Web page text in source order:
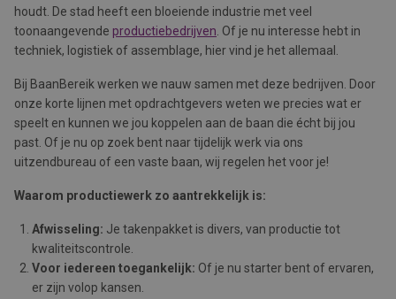
houdt. De stad heeft een bloeiende industrie met veel
toonaangevende productiebedrijven . Of je nu interesse hebt in
techniek, logistiek of assemblage, hier vind je het allemaal.
Bij BaanBereik werken we nauw samen met deze bedrijven. Door
onze korte lijnen met opdrachtgevers weten we precies wat er
speelt en kunnen we jou koppelen aan de baan die écht bij jou
past. Of je nu op zoek bent naar tijdelijk werk via ons
uitzendbureau of een vaste baan, wij regelen het voor je!
Waarom productiewerk zo aantrekkelijk is:
Afwisseling: Je takenpakket is divers, van productie tot
kwaliteitscontrole.
Voor iedereen toegankelijk: Of je nu starter bent of ervaren,
er zijn volop kansen.